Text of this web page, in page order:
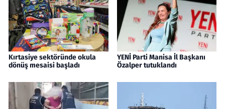
Kırtasiye sektöründe okula
dönüş mesaisi başladı
YENİ Parti Manisa İl Başkanı
Özalper tutuklandı